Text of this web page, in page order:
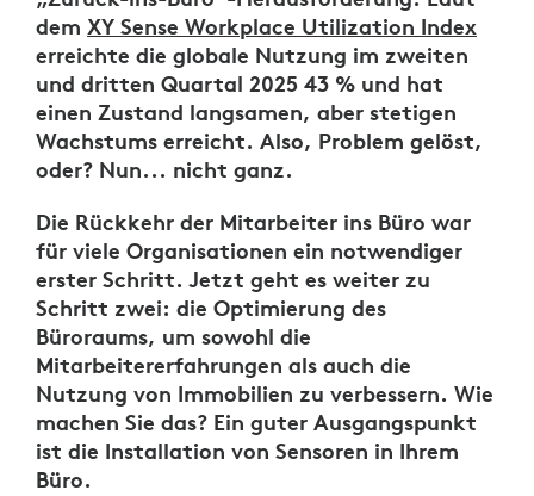
dem XY Sense Workplace Utilization Index
erreichte die globale Nutzung im zweiten
und dritten Quartal 2025 43 % und hat
einen Zustand langsamen, aber stetigen
Wachstums erreicht. Also, Problem gelöst,
oder? Nun... nicht ganz.
Die Rückkehr der Mitarbeiter ins Büro war
für viele Organisationen ein notwendiger
erster Schritt. Jetzt geht es weiter zu
Schritt zwei: die Optimierung des
Büroraums, um sowohl die
Mitarbeitererfahrungen als auch die
Nutzung von Immobilien zu verbessern. Wie
machen Sie das? Ein guter Ausgangspunkt
ist die Installation von Sensoren in Ihrem
Büro.